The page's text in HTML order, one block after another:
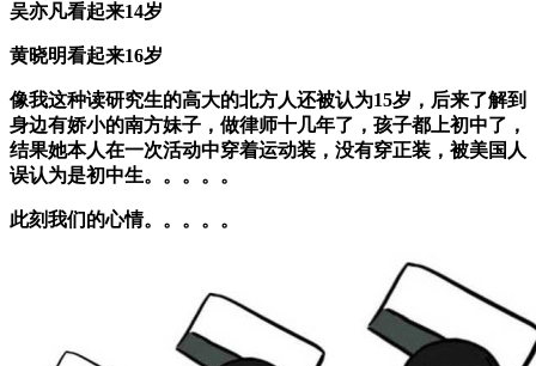
吴亦凡看起来14岁
黄晓明看起来16岁
像我这种读研究生的高大的北方人还被认为15岁，后来了解到
身边有娇小的南方妹子，做律师十几年了，孩子都上初中了，
结果她本人在一次活动中穿着运动装，没有穿正装，被美国人
误认为是初中生。。。。。
此刻我们的心情。。。。。